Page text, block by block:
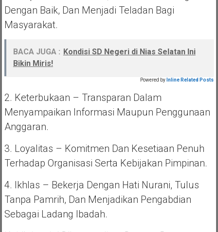
Dengan Baik, Dan Menjadi Teladan Bagi
Masyarakat.
BACA JUGA : Kondisi SD Negeri di Nias Selatan Ini
Bikin Miris!
Powered by Inline Related Posts
2. Keterbukaan – Transparan Dalam
Menyampaikan Informasi Maupun Penggunaan
Anggaran.
3. Loyalitas – Komitmen Dan Kesetiaan Penuh
Terhadap Organisasi Serta Kebijakan Pimpinan.
4. Ikhlas – Bekerja Dengan Hati Nurani, Tulus
Tanpa Pamrih, Dan Menjadikan Pengabdian
Sebagai Ladang Ibadah.